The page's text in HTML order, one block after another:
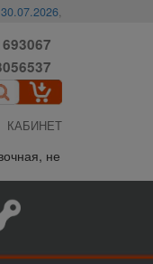
30.07.2026,
КАБИНЕТ
не является